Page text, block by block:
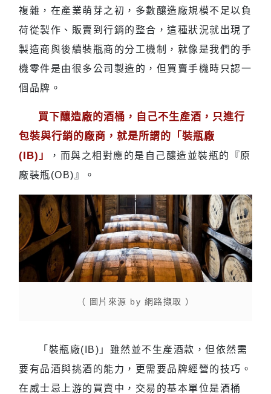
複雜，在產業萌芽之初，多數釀造廠規模不足以負
荷從製作、販賣到行銷的整合，這種狀況就出現了
製造商與後續裝瓶商的分工機制，就像是我們的手
機零件是由很多公司製造的，但買賣手機時只認一
個品牌。
買下釀造廠的酒桶，自己不生產酒，只進行
包裝與行銷的廠商，就是所謂的「裝瓶廠
(IB)」
，而與之相對應的是自己釀造並裝瓶的『原
廠裝瓶(OB)』。
（ 圖片來源 by 網路擷取 ）
「裝瓶廠(IB)」雖然並不生產酒款，但依然需
要有品酒與挑酒的能力，更需要品牌經營的技巧。
在威士忌上游的買賣中，交易的基本單位是酒桶